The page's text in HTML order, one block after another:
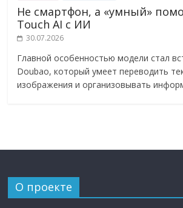
Не смартфон, а «умный»
Touch AI с ИИ
30.07.2026
Главной особенностью модели стал
Doubao, который умеет переводить
изображения и организовывать
О проекте